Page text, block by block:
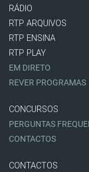
RÁDIO
RTP ARQUIVOS
RTP ENSINA
RTP PLAY
EM DIRETO
REVER PROGRAMAS
CONCURSOS
PERGUNTAS
CONTACTOS
CONTACTOS